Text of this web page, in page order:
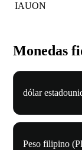
IAUON
Monedas
dólar
Peso filipino